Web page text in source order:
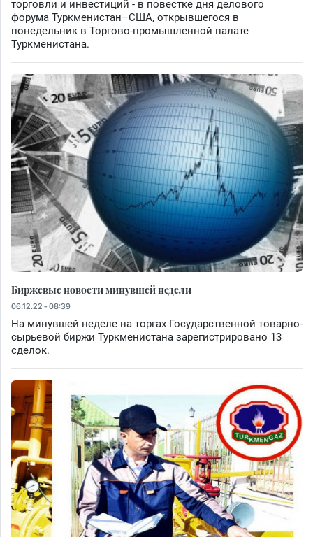
торговли и инвестиций - в повестке дня делового
форума Туркменистан–США, открывшегося в
понедельник в Торгово-промышленной палате
Туркменистана.
Биржевые новости минувшей недели
06.12.22 - 08:39
На минувшей неделе на торгах Государственной товарно-
сырьевой биржи Туркменистана зарегистрировано 13
сделок.